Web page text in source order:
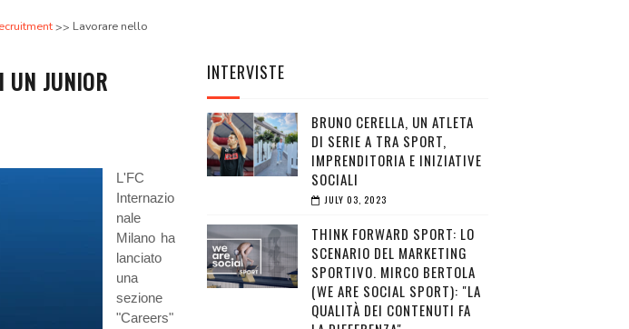
Lavorare nello
UN JUNIOR
L'FC
Internazio
nale
Milano ha
lanciato
una
sezione
"Careers"
INTERVISTE
BRUNO CERELLA, UN ATLETA
DI SERIE A TRA SPORT,
IMPRENDITORIA E INIZIATIVE
SOCIALI
JULY 03, 2023
THINK FORWARD SPORT: LO
SCENARIO DEL MARKETING
SPORTIVO. MIRCO BERTOLA
(WE ARE SOCIAL SPORT): "LA
QUALITÀ DEI CONTENUTI FA